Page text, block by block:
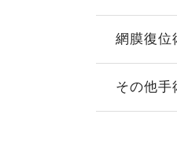
網膜復位
その他手